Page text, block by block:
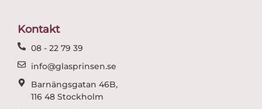
Kontakt
08 - 22 79 39
info@glasprinsen.se
Barnängsgatan 46B,
116 48 Stockholm